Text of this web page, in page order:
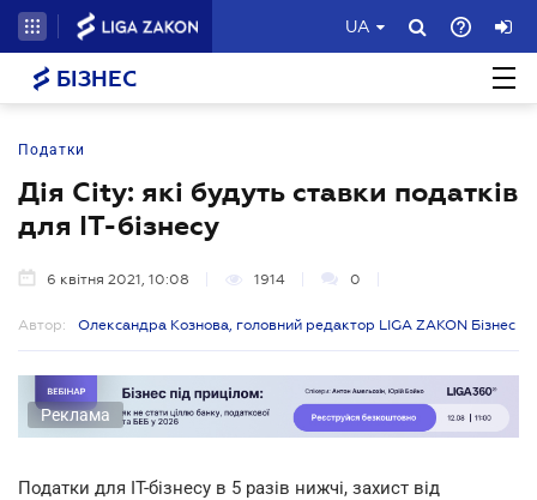
UA
БІЗНЕС
Податки
Дія City: які будуть ставки податків
для ІТ-бізнесу
6 квітня 2021, 10:08 1914 0
Автор: Олександра Кознова, головний редактор LIGA ZAKON Бізнес
Реклама
Податки для ІТ-бізнесу в 5 разів нижчі, захист від